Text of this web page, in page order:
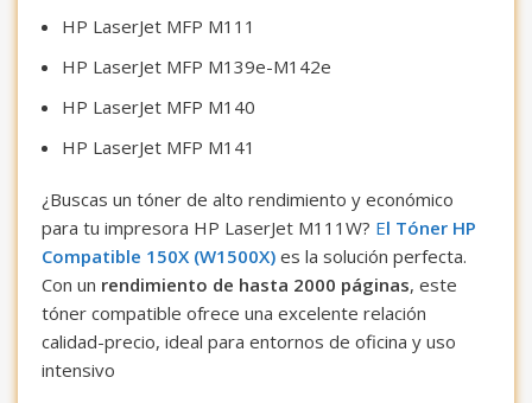
HP LaserJet MFP M111
HP LaserJet MFP M139e-M142e
HP LaserJet MFP M140
HP LaserJet MFP M141
¿Buscas un tóner de alto rendimiento y económico
para tu impresora HP LaserJet M111W? El Tóner HP
Compatible 150X (W1500X) es la solución perfecta.
Con un rendimiento de hasta 2000 páginas, este
tóner compatible ofrece una excelente relación
calidad-precio, ideal para entornos de oficina y uso
intensivo